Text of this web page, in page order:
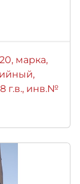
марка,
г.в., инв.№